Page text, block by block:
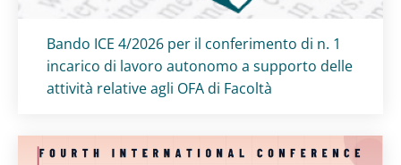
Titolo card:
Bando ICE 4/2026 per il conferimento di n. 1
incarico di lavoro autonomo a supporto delle
attività relative agli OFA di Facoltà